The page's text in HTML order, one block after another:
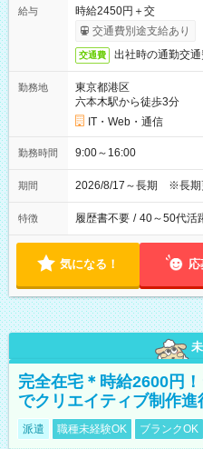
給与
時給2450円＋交
交通費別途支給あり
交通費 出社時の通勤交
勤務地
東京都港区
六本木駅から徒歩3分
IT・Web・通信
勤務時間 9:00～16:00
期間 2026/8/17～長期 ※長
特徴 履歴書不要 / 40～50代活
気になる！ 応
完全在宅＊時給2600円
でクリエイティブ制作進
派遣 職種未経験OK ブランクOK